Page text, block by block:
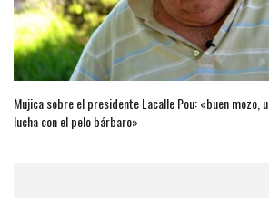
Mujica sobre el presidente Lacalle Pou: «buen mozo,
lucha con el pelo bárbaro»